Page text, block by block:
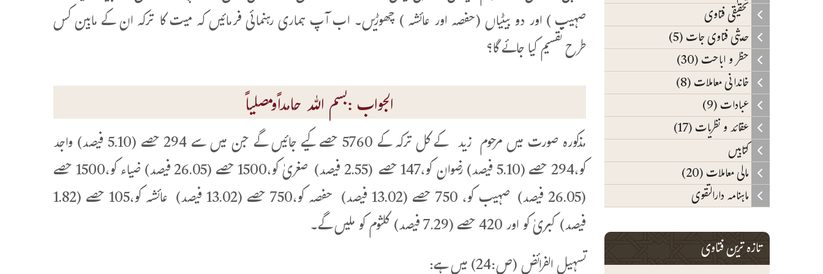
صہیب ) اور دو بیٹیاں (حفصہ اور عائشہ ) چھوڑیں۔ اب آپ ہماری رہنمائی فرمائیں کہ میت کا ترکہ ان کے مابین کس
طرح تقسیم کیا جائے گا؟
الجواب :بسم اللہ حامداًومصلیاً
مذکورہ صورت میں مرحوم زید کے کل ترکہ کے 5760 حصے کیے جائیں گے جن میں سے 294 حصے (5.10 فیصد) واجد
کو،294 حصے (5.10 فیصد) رضوان کو،147 حصے (2.55 فیصد) صغریٰ کو،1500 حصے (26.05 فیصد) ضیاء کو،1500 حصے
(26.05 فیصد) صہیب کو، 750 حصے (13.02 فیصد) حفصہ کو،750 حصے (13.02 فیصد) عائشہ کو،105 حصے (1.82
فیصد) کبریٰ کو اور 420 حصے (7.29 فیصد) کلثوم کو ملیں گے۔
تحقیقی فتاوی
حدیثی فتاوی جات (5)
حظر و اباحت (30)
خاندانی معاملات (8)
عبادات (9)
عقائد و نظریات (17)
کتابیں
مالی معاملات (20)
ماہنامہ دارالتقوی
تازہ ترین فتاوی